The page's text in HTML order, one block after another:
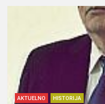
AKTUELNO HISTORIJA